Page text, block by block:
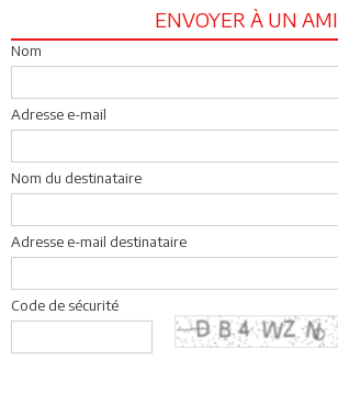
ENVOYER À UN AMI
Nom
Adresse e-mail
Nom du destinataire
Adresse e-mail destinataire
Code de sécurité